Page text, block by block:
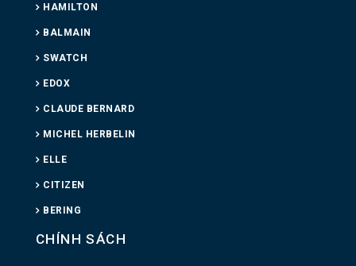
HAMILTON
BALMAIN
SWATCH
EDOX
CLAUDE BERNARD
MICHEL HERBELIN
ELLE
CITIZEN
BERING
CHÍNH SÁCH